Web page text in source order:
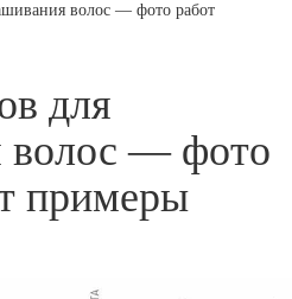
волос — фото работ
для
волос — фото
примеры